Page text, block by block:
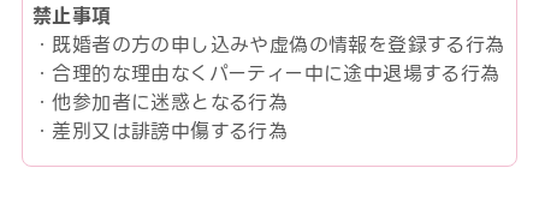
禁止事項
・既婚者の方の申し込みや虚偽の情報を登録する行為
・合理的な理由なくパーティー中に途中退場する行為
・他参加者に迷惑となる行為
・差別又は誹謗中傷する行為